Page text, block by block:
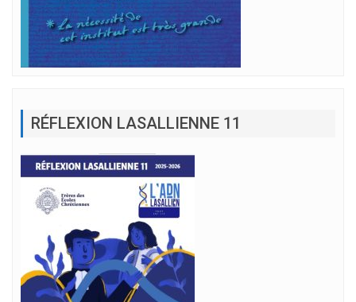
RÉFLEXION LASALLIENNE 11